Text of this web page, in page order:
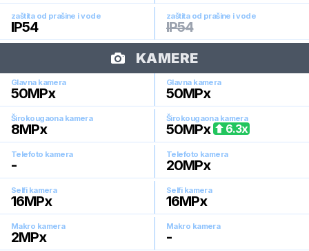
zaštita od prašine i vode
IP54
zaštita od prašine i vode
IP54
KAMERE
Glavna kamera
50MPx
Glavna kamera
50MPx
Širokougaona kamera
8MPx
Širokougaona kamera
50MPx 6.3x
Telefoto kamera
-
Telefoto kamera
20MPx
Selfi kamera
16MPx
Selfi kamera
16MPx
Makro kamera
2MPx
Makro kamera
-